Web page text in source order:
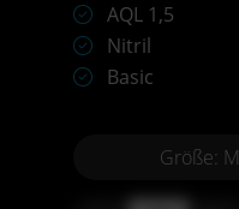
AQL 1,5
Nitril
Basic
Größe: M